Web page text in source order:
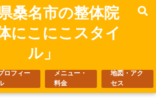
桑名市の整体院
にこにこスタイ
ル」
ロフィー
メニュー・
料金
地図・アク
セス